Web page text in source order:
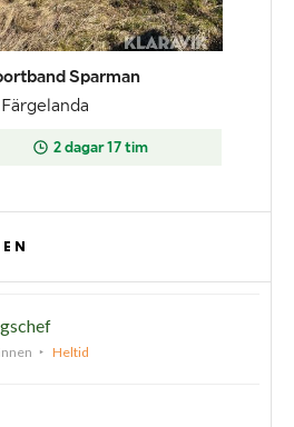
Heltid